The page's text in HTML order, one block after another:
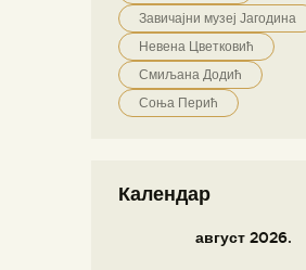
Завичајни музеј Јагодина
Невена Цветковић
Смиљана Додић
Соња Перић
Календар
август 2026.